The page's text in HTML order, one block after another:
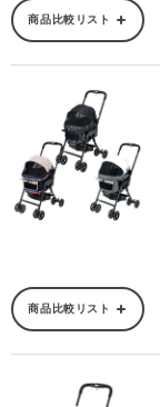
商品比較リスト
商品比較リスト